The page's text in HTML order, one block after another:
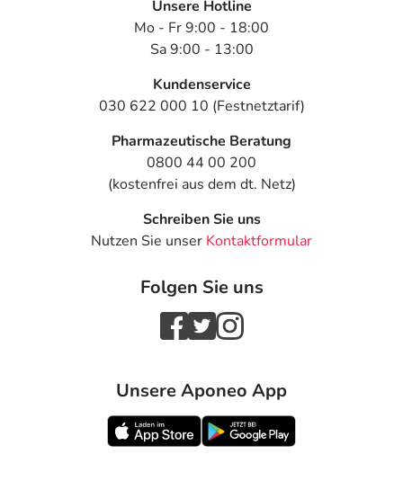
Unsere Hotline
Mo - Fr 9:00 - 18:00
Sa 9:00 - 13:00
Kundenservice
030 622 000 10 (Festnetztarif)
Pharmazeutische Beratung
0800 44 00 200
(kostenfrei aus dem dt. Netz)
Schreiben Sie uns
Nutzen Sie unser Kontaktformular
Folgen Sie uns
Unsere Aponeo App